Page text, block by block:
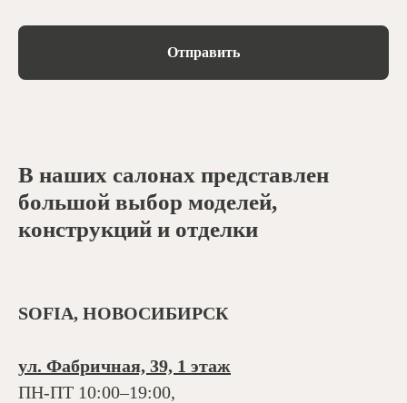
Отправить
В наших салонах представлен
большой выбор моделей,
конструкций и отделки
SOFIA, НОВОСИБИРСК
ул. Фабричная, 39, 1 этаж
ПН-ПТ 10:00–19:00,